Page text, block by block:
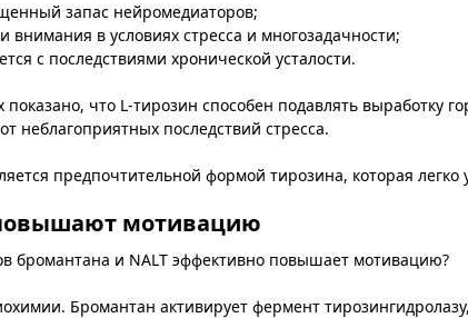
запас нейромедиаторов;
внимания в условиях стресса и многозадачности;
с последствиями хронической усталости.
что L-тирозин способен подавлять выработку
неблагоприятных последствий стресса.
предпочтительной формой тирозина, которая
мотивацию
бромантана и NALT эффективно повышает мотивацию?
Бромантан активирует фермент